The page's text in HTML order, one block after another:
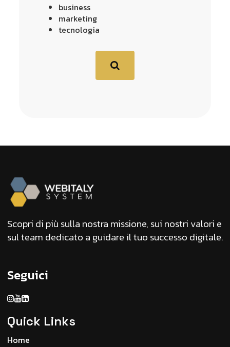
business
marketing
tecnologia
Scopri di più sulla nostra missione, sui nostri valori e
sul team dedicato a guidare il tuo successo digitale.
Seguici
Quick Links
Home